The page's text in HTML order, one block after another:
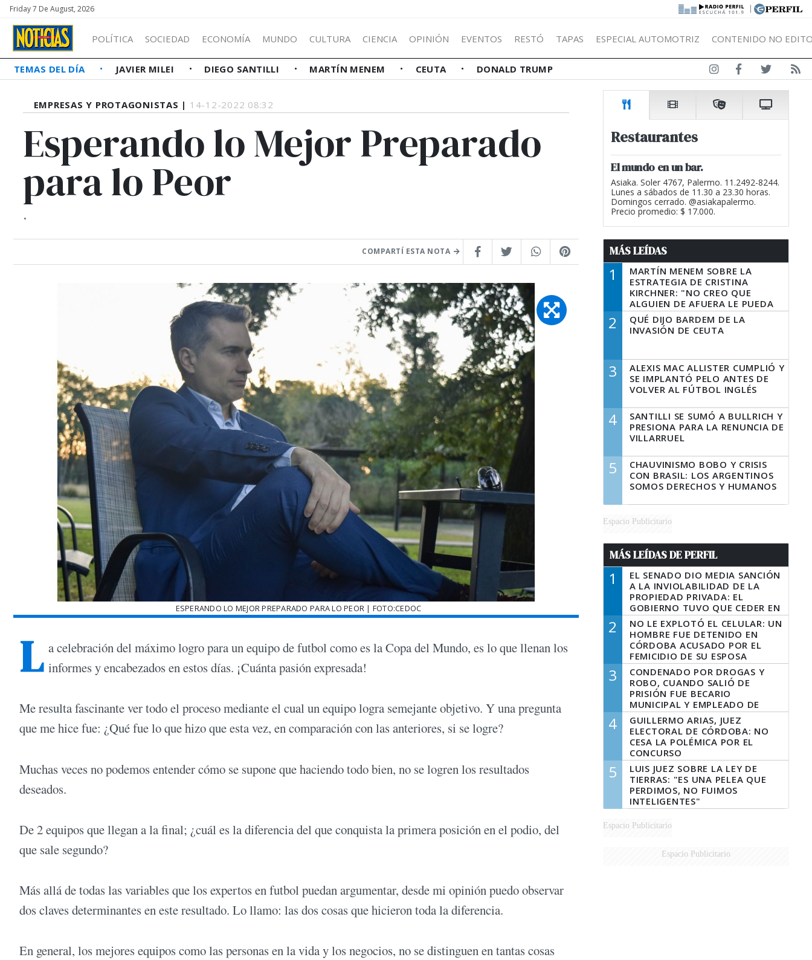
Friday 7 De August, 2026 |
POLÍTICA SOCIEDAD ECONOMÍA MUNDO CULTURA CIENCIA OPINIÓN EVENTOS RESTÓ TAPAS ESPECIAL AUTOMOTRIZ CONTENIDO NO
TEMAS DEL DÍA JAVIER MILEI DIEGO SANTILLI MARTÍN MENEM CEUTA DONALD TRUMP
EMPRESAS Y PROTAGONISTAS | 14-12-2022 08:32
Esperando lo Mejor Preparado
para lo Peor
.
COMPARTÍ ESTA NOTA
ESPERANDO LO MEJOR PREPARADO PARA LO PEOR | FOTO:CEDOC
L a celebración del máximo logro para un equipo de futbol como es la Copa del Mundo, es lo que llenan los
informes y encabezados en estos días. ¡Cuánta pasión expresada!
Me resulta fascinante ver todo el proceso mediante el cual un equipo logra semejante objetivo. Y una pregunta
que me hice fue: ¿Qué fue lo que hizo que esta vez, en comparación con las anteriores, si se logre?
Muchas veces no podemos entender cómo se supone que haciendo todo bien, no se logren los resultados
deseados.
De 2 equipos que llegan a la final; ¿cuál es la diferencia del que conquista la primera posición en el podio, del
que sale segundo?
Más allá de todas las variables que los expertos en futbol puedan argumentar, desde mi opinión puedo observar
dos claves determinantes en este resultado. Lo llamo: las dos cosas que hicieron toda la diferencia.
En general, los mejores equipos como las personas en la vida y los negocios, no se distinguen en tantas cosas
Restaurantes
El mundo en un bar.
Asiaka. Soler 4767, Palermo. 11.2492-8244.
Lunes a sábados de 11.30 a 23.30 horas.
Domingos cerrado. @asiakapalermo.
Precio promedio: $ 17.000.
MÁS LEÍDAS
1
MARTÍN MENEM SOBRE LA
ESTRATEGIA DE CRISTINA
KIRCHNER: "NO CREO QUE
ALGUIEN DE AFUERA LE PUEDA
DECIR A LA JUSTICIA LO QUE
TIENE QUE HACER"
2
QUÉ DIJO BARDEM DE LA
INVASIÓN DE CEUTA
3
ALEXIS MAC ALLISTER CUMPLIÓ Y
SE IMPLANTÓ PELO ANTES DE
VOLVER AL FÚTBOL INGLÉS
4
SANTILLI SE SUMÓ A BULLRICH Y
PRESIONA PARA LA RENUNCIA DE
VILLARRUEL
5
CHAUVINISMO BOBO Y CRISIS
CON BRASIL: LOS ARGENTINOS
SOMOS DERECHOS Y HUMANOS
Espacio Publicitario
MÁS LEÍDAS DE PERFIL
1
EL SENADO DIO MEDIA SANCIÓN
A LA INVIOLABILIDAD DE LA
PROPIEDAD PRIVADA: EL
GOBIERNO TUVO QUE CEDER EN
LA LEY DEL MANEJO DEL FUEGO
2
NO LE EXPLOTÓ EL CELULAR: UN
HOMBRE FUE DETENIDO EN
CÓRDOBA ACUSADO POR EL
FEMICIDIO DE SU ESPOSA
3
CONDENADO POR DROGAS Y
ROBO, CUANDO SALIÓ DE
PRISIÓN FUE BECARIO
MUNICIPAL Y EMPLEADO DE
SENAF
4
GUILLERMO ARIAS, JUEZ
ELECTORAL DE CÓRDOBA: NO
CESA LA POLÉMICA POR EL
CONCURSO
5
LUIS JUEZ SOBRE LA LEY DE
TIERRAS: "ES UNA PELEA QUE
PERDIMOS, NO FUIMOS
INTELIGENTES"
Espacio Publicitario
Espacio Publicitario